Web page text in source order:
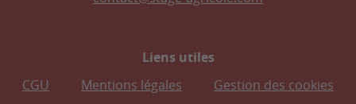
Liens utiles
CGU
Mentions légales Gestion des cookies